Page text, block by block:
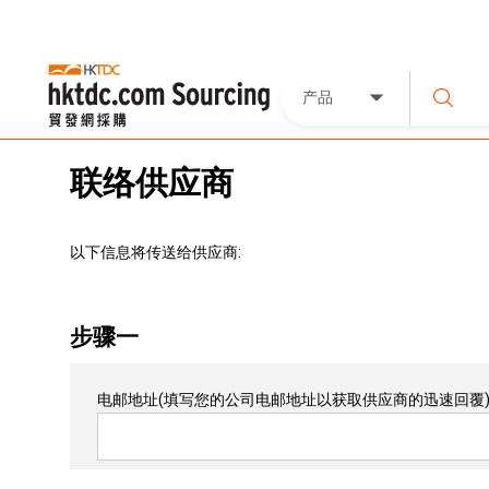
产品
联络供应商
以下信息将传送给供应商:
步骤一
电邮地址(填写您的公司电邮地址以获取供应商的迅速回覆)